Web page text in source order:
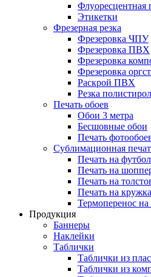
Флуоресцентная
Этикетки
Фрезерная резка
Фрезеровка ЧПУ
Фрезеровка ПВХ
Фрезеровка
Фрезеровка
Раскрой ПВХ
Резка
Печать обоев
Обои 3 метра
Бесшовные обои
Печать
Сублимационная
Печать на
Печать на
Печать на
Печать на
Термоперенос на
Продукция
Баннеры
Наклейки
Таблички
Таблички из
Таблички из